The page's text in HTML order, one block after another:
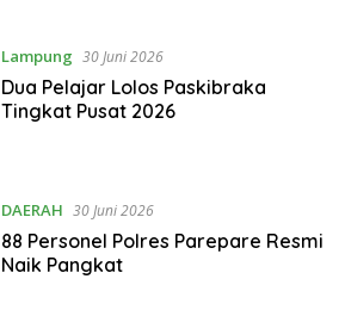
Lampung 30 Juni 2026
Dua Pelajar Lolos Paskibraka
Tingkat Pusat 2026
DAERAH 30 Juni 2026
88 Personel Polres Parepare Resmi
Naik Pangkat